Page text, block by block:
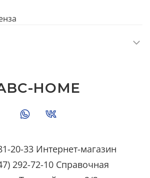
20-33 Интернет-магазин
292-72-10 Справочная
HOME